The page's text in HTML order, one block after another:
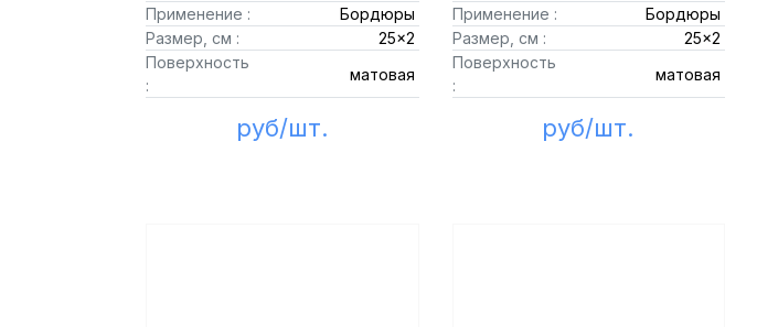
Применение :
Бордюры
Размер, см :
25x2
Поверхность
:
матовая
руб/шт.
Применение :
Бордюры
Размер, см :
25x2
Поверхность
:
матовая
руб/шт.